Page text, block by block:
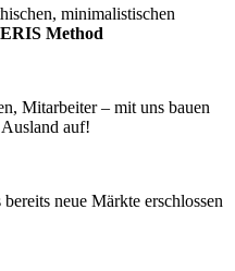
minimalistischen
Method
Mitarbeiter – mit uns bauen
auf!
neue Märkte erschlossen